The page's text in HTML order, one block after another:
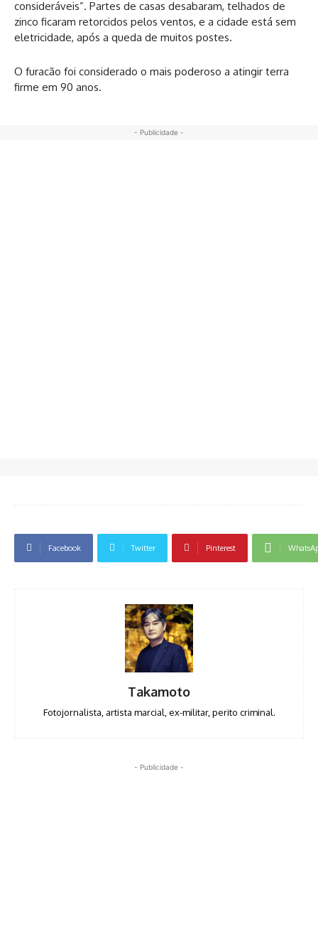
consideráveis”. Partes de casas desabaram, telhados de
zinco ficaram retorcidos pelos ventos, e a cidade está sem
eletricidade, após a queda de muitos postes.
O furacão foi considerado o mais poderoso a atingir terra
firme em 90 anos.
- Publicidade -
Facebook Twitter Pinterest
Takamoto
Fotojornalista, artista marcial, ex-militar, perito criminal.
- Publicidade -